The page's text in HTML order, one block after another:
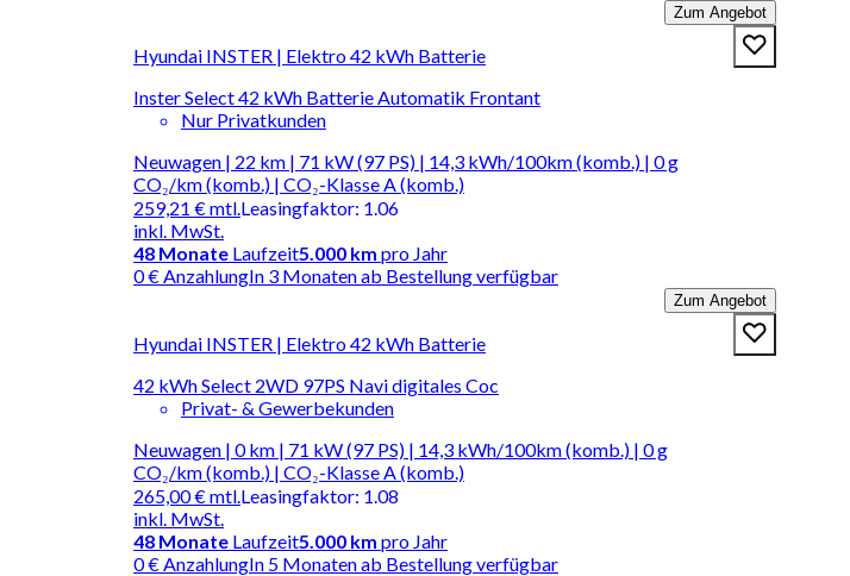
Zum Angebot
Hyundai INSTER | Elektro 42 kWh Batterie
Inster Select 42 kWh Batterie Automatik Frontant
Nur Privatkunden
Neuwagen | 22 km | 71 kW (97 PS) | 14,3 kWh/100km (komb.) | 0 g
CO₂/km (komb.) | CO₂-Klasse A (komb.)
259,21 €mtl.
inkl. MwSt.
Leasingfaktor: 1.06
48 Monate Laufzeit5.000 km pro Jahr
0 € AnzahlungIn 3 Monaten ab Bestellung verfügbar
Zum Angebot
Hyundai INSTER | Elektro 42 kWh Batterie
42 kWh Select 2WD 97PS Navi digitales Coc
Privat- & Gewerbekunden
Neuwagen | 0 km | 71 kW (97 PS) | 14,3 kWh/100km (komb.) | 0 g
CO₂/km (komb.) | CO₂-Klasse A (komb.)
265,00 €mtl.
inkl. MwSt.
Leasingfaktor: 1.08
48 Monate Laufzeit5.000 km pro Jahr
0 € AnzahlungIn 5 Monaten ab Bestellung verfügbar